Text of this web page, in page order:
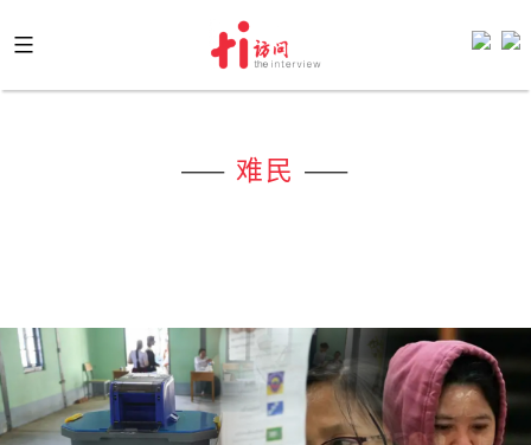
to
content
—— 难民 ——